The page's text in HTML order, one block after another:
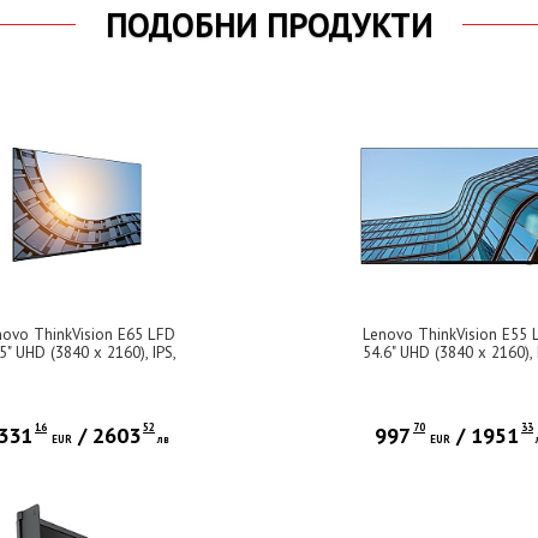
ПОДОБНИ ПРОДУКТИ
ThinkVision E65 LFD
UHD (3840 x 2160), IPS,
16
EUR / 260352
лв
Lenovo ThinkVision E55
54.6" UHD (3840 x 2160),
997 70
EUR / 1951 33